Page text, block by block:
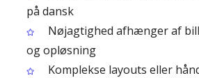
på dansk
Nøjagtighed afhænger af
og opløsning
Komplekse layouts eller